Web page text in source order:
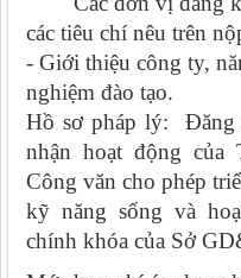
các tiêu chí nêu trên
- Giới thiệu công ty,
nghiệm đào tạo.
Hồ sơ pháp lý: Đăng
nhận hoạt động
Công văn cho phép
kỹ năng sống và
chính khóa của Sở